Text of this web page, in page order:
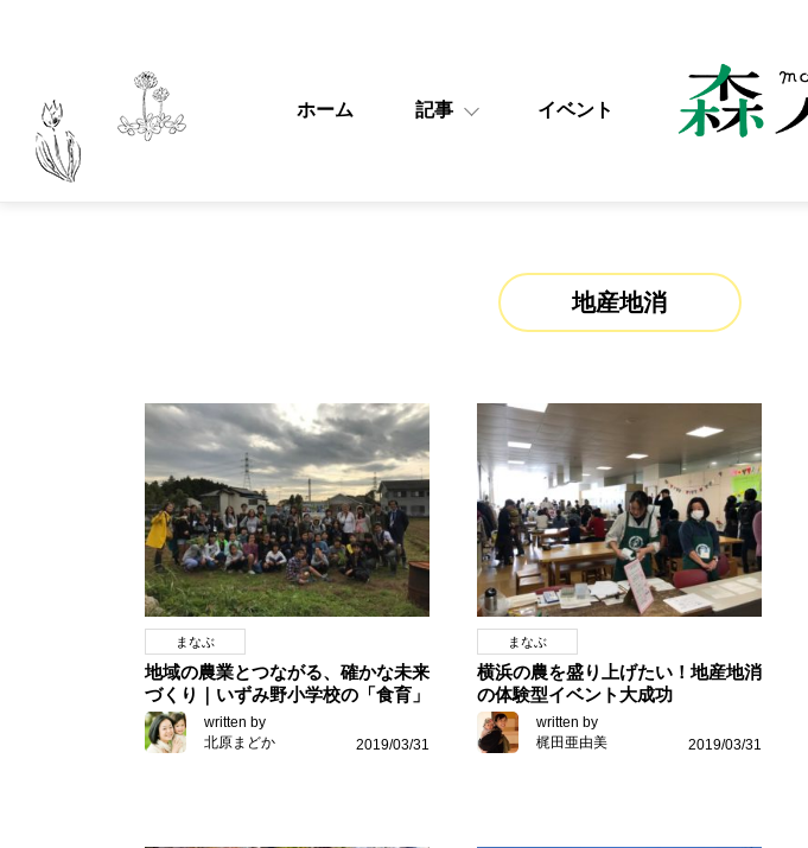
ホーム 記事 イベント
地産地消
まなぶ
地域の農業とつながる、確かな未来
づくり｜いずみ野小学校の「食育」
written by
北原まどか
2019/03/31
まなぶ
横浜の農を盛り上げたい！地産地消
の体験型イベント大成功
written by
梶田亜由美
2019/03/31